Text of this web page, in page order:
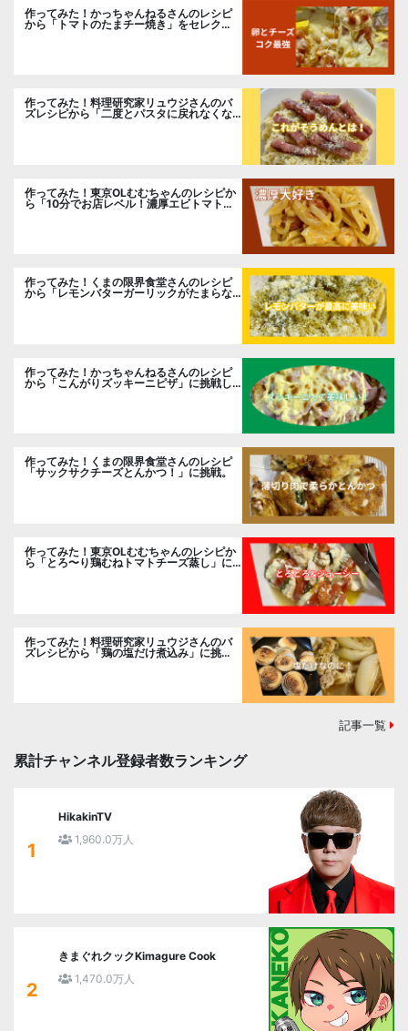
作ってみた！かっちゃんねるさんのレシピ
から「トマトのたまチー焼き」をセレク
ト。
作ってみた！料理研究家リュウジさんのバ
ズレシピから「二度とパスタに戻れなくな
作ってみた！東京OLむむちゃんのレシピか
ら「10分でお店レベル！濃厚エビトマトク
リームパスタ」に挑戦
作ってみた！くまの限界食堂さんのレシピ
から「レモンバターガーリックがたまらな
作ってみた！かっちゃんねるさんのレシピ
から「こんがりズッキーニピザ」に挑戦し
作ってみた！くまの限界食堂さんのレシピ
「サックサクチーズとんかつ！」に挑戦。
作ってみた！東京OLむむちゃんのレシピか
ら「とろ〜り鶏むねトマトチーズ蒸し」に
作ってみた！料理研究家リュウジさんのバ
ズレシピから「鶏の塩だけ煮込み」に挑
戦。
記事一覧
累計チャンネル登録者数ランキング
1
HikakinTV
1,960.0万人
2
きまぐれクックKimagure Cook
1,470.0万人